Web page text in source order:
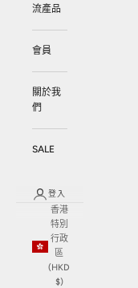
流產品
會員
關於我
們
SALE
登入
香港
特別
行政
區
(HKD
$)